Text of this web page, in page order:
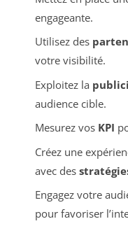
engageante.
Utilisez des
votre visibilité.
Exploitez la
audience cible.
Mesurez vos KPI
Créez une
avec des
Engagez votre
pour favoriser